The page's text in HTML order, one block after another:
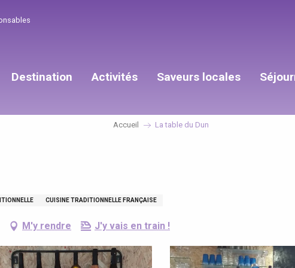
Destination Activités Saveurs locales
Accueil La table du Dun
CUISINE TRADITIONNELLE FRANÇAISE
M'y rendre J'y vais en train !